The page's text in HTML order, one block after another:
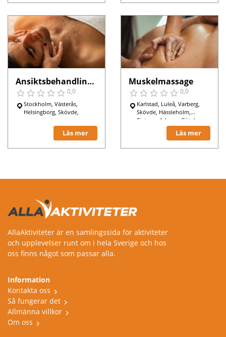
Karlskrona,
Ansiktsbehandling för män
0,0
Stockholm, Västerås,
Helsingborg, Skövde,
Läs mer
Muskelmassage
0,0
Karlstad, Luleå, Varberg,
Skövde, Hässleholm,
Sigtuna, Arboga, Göteborg,
Bromölla, Stockholm,
Härnösand, Malmö,Läs mer
AllaAktiviteter är en samlingssida för aktiviteter
och upplevelser runt om i hela Sverige och hos
oss finns något som passar alla.
Information
Kontakta oss
Så fungerar det
Allmänna villkor
Om oss